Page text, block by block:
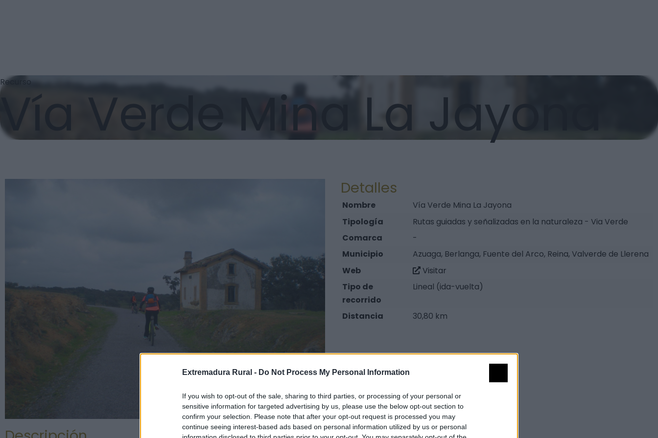
Extremadura Rural - Do Not Process My Personal Information
If you wish to opt-out of the sale, sharing to third parties, or processing of your personal or
sensitive information for targeted advertising by us, please use the below opt-out section to
confirm your selection. Please note that after your opt-out request is processed you may
continue seeing interest-based ads based on personal information utilized by us or personal
Recurso
Vía Verde Mina La Jayona
Detalles
Nombre
Vía Verde Mina La Jayona
Tipología
Rutas guiadas y señalizadas en la naturaleza - Via Verde
Comarca
-
Municipio
Azuaga, Berlanga, Fuente del Arco, Reina, Valverde de Llerena
Web
Visitar
Tipo de
recorrido
Lineal (ida-vuelta)
Distancia 30,80 km